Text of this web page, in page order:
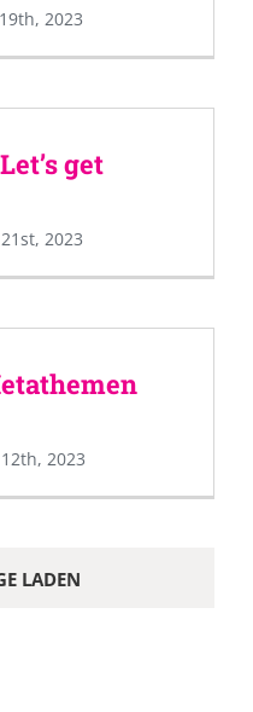
2023
get
2023
2023
LADEN